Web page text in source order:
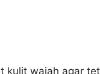
kulit wajah agar